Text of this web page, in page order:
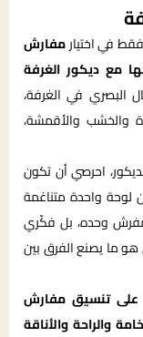
في اختيارمفارش
مع ديكور الغرفة
البصري في الغرفة،
والخشب والأقمشة،
احرصي أن تكون
واحدة متناغمة
وحده، بل فكّري
ما يصنع الفرق بين
على تنسيق مفارش
والراحة والأناقة